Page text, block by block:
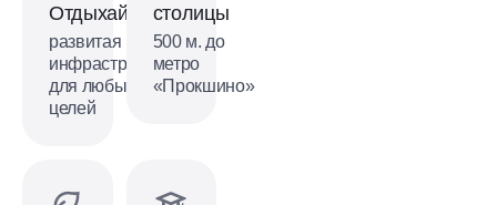
Отдыхай!
развитая
инфраструктура
для любых
целей
столицы
500 м. до
метро
«Прокшино»